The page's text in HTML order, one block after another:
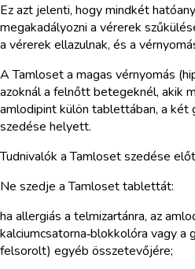
Ez azt jelenti, hogy mindkét
megakadályozni a vérerek
a vérerek ellazulnak, és a
A Tamloset a magas vérnyomás
azoknál a felnőtt betegeknél, akik
amlodipint külön tablettában, a két
szedése helyett.
Tudnivalók a Tamloset szedése
Ne szedje a Tamloset tablettát:
ha allergiás a telmizartánra, az
kalciumcsatorna‑blokkolóra vagy a
felsorolt) egyéb összetevőjére;